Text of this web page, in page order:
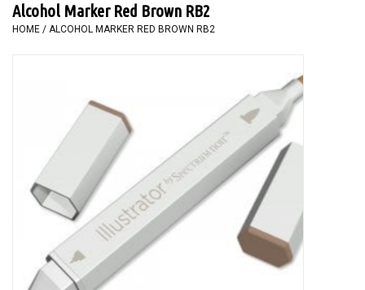
SCHILDEREN
WORKSHOPS
SPECIALS
TOOLS
Alcohol Marker Red Brown RB2
HOME / ALCOHOL MARKER RED BROWN RB2